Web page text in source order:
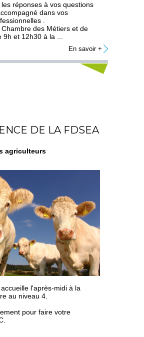
réponses à vos questions
dans vos
.
des Métiers et de
et 12h30 à la ...
En savoir +
DE LA FDSEA
agriculteurs
l'après-midi à la
au niveau 4.
pour faire votre